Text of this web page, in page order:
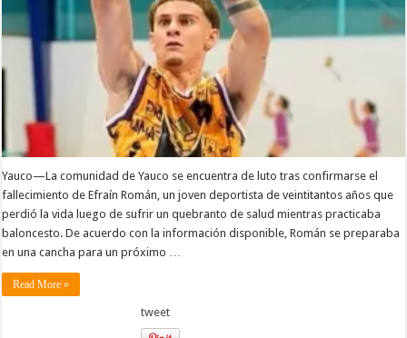
Yauco—La comunidad de Yauco se encuentra de luto tras confirmarse el
fallecimiento de Efraín Román, un joven deportista de veintitantos años que
perdió la vida luego de sufrir un quebranto de salud mientras practicaba
baloncesto. De acuerdo con la información disponible, Román se preparaba
en una cancha para un próximo …
Read More »
tweet